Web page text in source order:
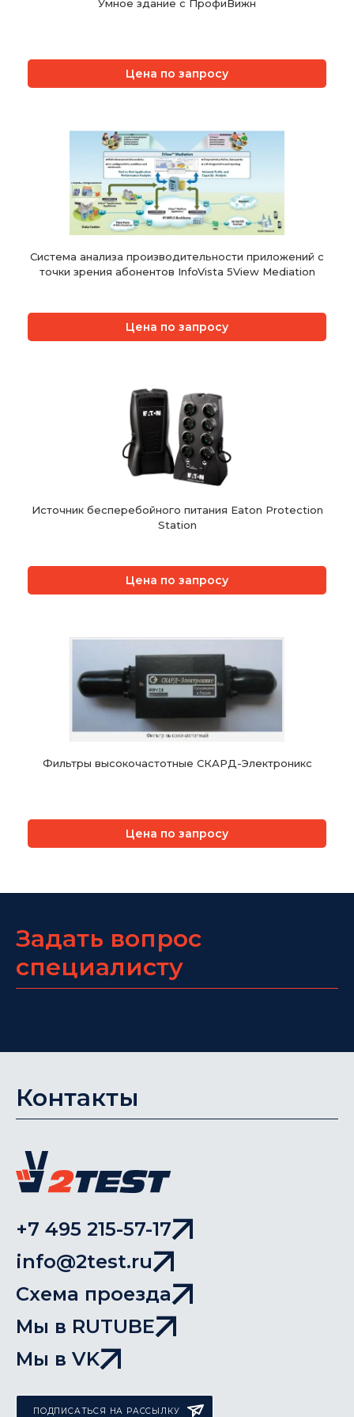
Умное здание с ПрофиВижн
Цена по запросу
Система анализа производительности приложений с
точки зрения абонентов InfoVista 5View Mediation
Цена по запросу
Источник бесперебойного питания Eaton Protection
Station
Цена по запросу
Фильтры высокочастотные СКАРД-Электроникс
Цена по запросу
Задать вопрос
специалисту
Контакты
+7 495 215-57-17
info@2test.ru
Схема проезда
Мы в RUTUBE
Мы в VK
ПОДПИСАТЬСЯ НА РАССЫЛКУ